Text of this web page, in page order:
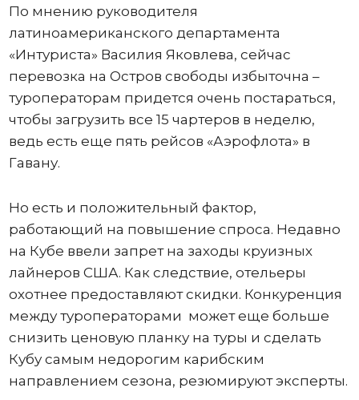
По мнению руководителя
латиноамериканского департамента
«Интуриста» Василия Яковлева, сейчас
перевозка на Остров свободы избыточна –
туроператорам придется очень постараться,
чтобы загрузить все 15 чартеров в неделю,
ведь есть еще пять рейсов «Аэрофлота» в
Гавану.
Но есть и положительный фактор,
работающий на повышение спроса. Недавно
на Кубе ввели запрет на заходы круизных
лайнеров США. Как следствие, отельеры
охотнее предоставляют скидки. Конкуренция
между туроператорами может еще больше
снизить ценовую планку на туры и сделать
Кубу самым недорогим карибским
направлением сезона, резюмируют эксперты.